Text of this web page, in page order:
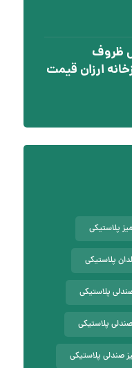
ظروف
ارزان قیمت
پلاستیکی
پلاستیکی
پلاستیکی
پلاستیکی
صندلی پلاستیکی